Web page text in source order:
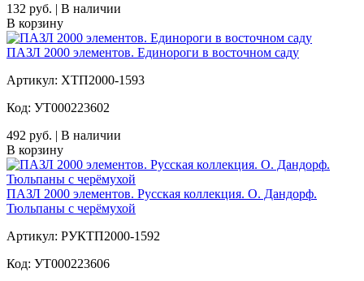
132 руб. | В наличии
В корзину
ПАЗЛ 2000 элементов. Единороги в восточном саду
Артикул: ХТП2000-1593
Код: УТ000223602
492 руб. | В наличии
В корзину
ПАЗЛ 2000 элементов. Русская коллекция. О. Дандорф.
Тюльпаны с черёмухой
Артикул: РУКТП2000-1592
Код: УТ000223606